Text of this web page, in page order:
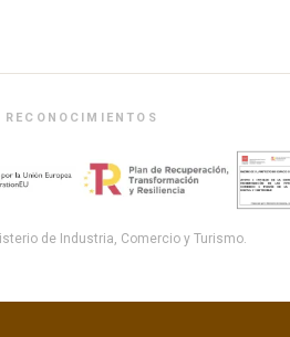
RECONOCIMIENTOS
de Industria, Comercio y Turismo.